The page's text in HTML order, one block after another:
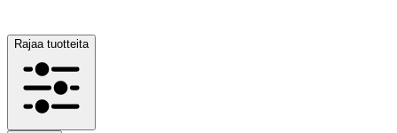
Rajaa tuotteita